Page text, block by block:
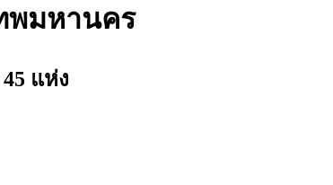
พมหานคร
แห่ง